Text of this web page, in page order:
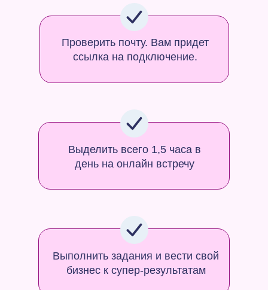
Проверить почту. Вам придет
ссылка на подключение.
Выделить всего 1,5 часа в
день на онлайн встречу
Выполнить задания и вести свой
бизнес к супер-результатам